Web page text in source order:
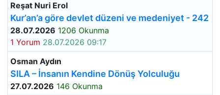
Reşat Nuri Erol
Kur’an’a göre devlet düzeni ve medeniyet - 242
28.07.2026 1206 Okunma
1 Yorum 28.07.2026 09:17
Osman Aydın
SILA – İnsanın Kendine Dönüş Yolculuğu
27.07.2026 146 Okunma